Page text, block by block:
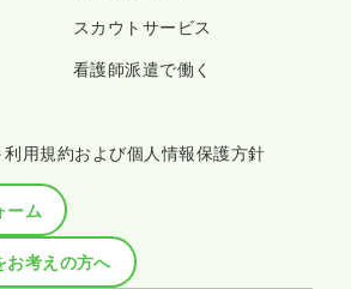
スカウトサービス
看護師派遣で働く
用規約および個人情報保護方針
ーム
お考えの方へ